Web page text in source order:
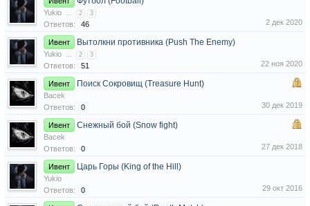
Yukio ... 2 3
Ответов: 46 2 дек 2020
Ивент Вытолкни противника (Push The Enemy)
Yukio ... 2 3
Ответов: 51 22 ноя 2020
Ивент Поиск Сокровищ (Treasure Hunt)
Bacek
Ответов:
0 30 дек 2019
Ивент Снежный бой (Snow fight)
Bacek
Ответов:
0 27 дек 2018
Ивент Царь Горы (King of the Hill)
Yukio
Ответов:
0 29 окт 2016